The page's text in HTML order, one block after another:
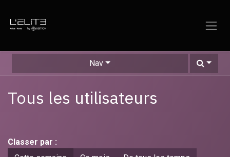
Nav
Tous les utilisateurs
Classer par :